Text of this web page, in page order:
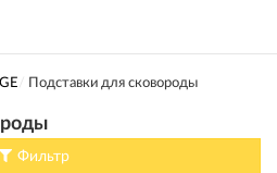
Подставки для сковороды
Фильтр